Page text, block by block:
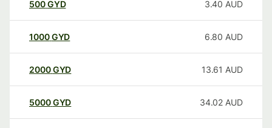
500GYD 3.40 AUD
1000GYD 6.80 AUD
2000GYD 13.61 AUD
5000GYD 34.02 AUD